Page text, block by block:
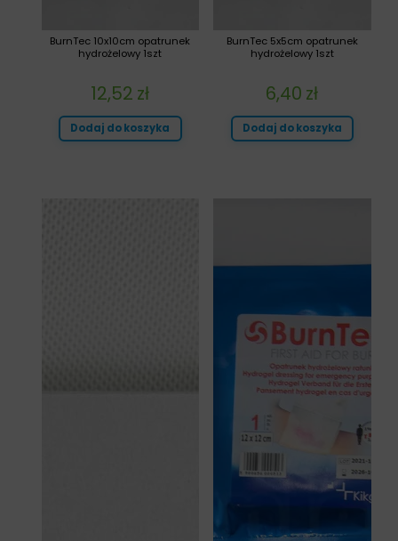
BurnTec 5x5cm opatrunek
hydrożelowy 1szt
6,40 zł
Dodaj do koszyka
BurnTec 10x10cm opatrunek
hydrożelowy 1szt
12,52 zł
Dodaj do koszyka